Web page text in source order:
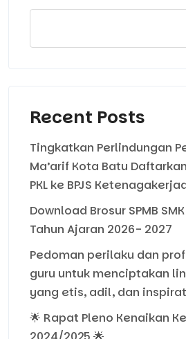
Recent Posts
Tingkatkan Perlindungan
Ma’arif Kota Batu
PKL ke BPJS
Download Brosur SPMB
Tahun Ajaran 2026- 2027
Pedoman perilaku dan
guru untuk menciptakan
yang etis, adil, dan
🌟 Rapat Pleno Kenaikan